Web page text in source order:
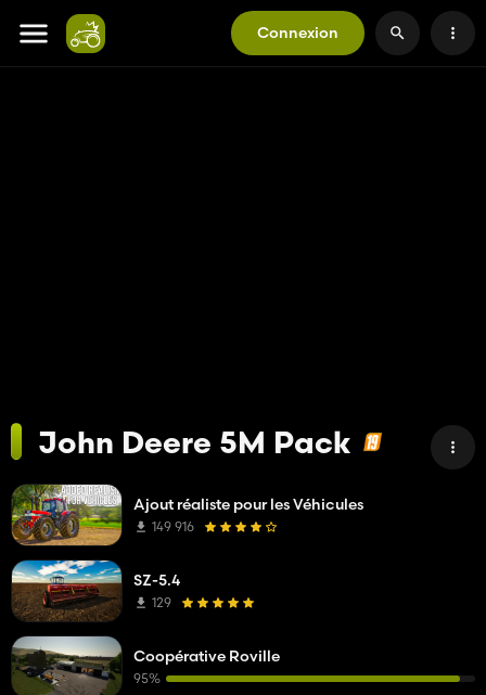
Connexion
John Deere 5M Pack
Ajout réaliste pour les Véhicules
149 916
SZ-5.4
129
Coopérative Roville
95%